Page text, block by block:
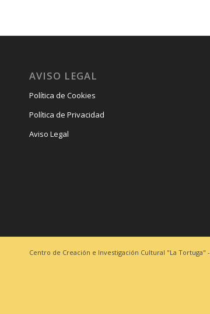
AVISO LEGAL
Política de Cookies
Política de Privacidad
Aviso Legal
Centro de Creación e Investigación Cultural "La Tortuga" -